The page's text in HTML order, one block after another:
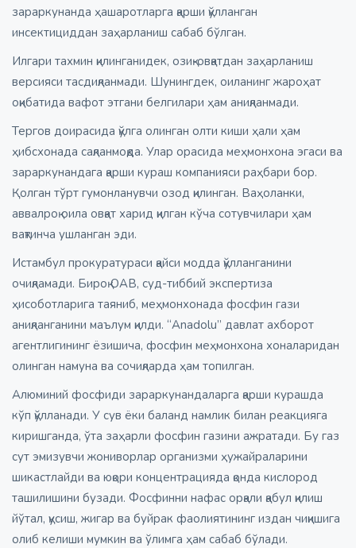
зараркунанда ҳашаротларга қарши қўлланган
инсектициддан заҳарланиш сабаб бўлган.
Илгари тахмин қилинганидек, озиқ-овқатдан заҳарланиш
версияси тасдиқланмади. Шунингдек, оиланинг жароҳат
оқибатида вафот этгани белгилари ҳам аниқланмади.
Тергов доирасида қўлга олинган олти киши ҳали ҳам
ҳибсхонада сақланмоқда. Улар орасида меҳмонхона эгаси ва
зараркунандага қарши кураш компанияси раҳбари бор.
Қолган тўрт гумонланувчи озод қилинган. Ваҳоланки,
аввалроқ оила овқат харид қилган кўча сотувчилари ҳам
вақтинча ушланган эди.
Истамбул прокуратураси қайси модда қўлланганини
очиқламади. Бироқ ОАВ, суд-тиббий экспертиза
ҳисоботларига таяниб, меҳмонхонада фосфин гази
аниқланганини маълум қилди. “Anadolu” давлат ахборот
агентлигининг ёзишича, фосфин меҳмонхона хоналаридан
олинган намуна ва сочиқларда ҳам топилган.
Алюминий фосфиди зараркунандаларга қарши курашда
кўп қўлланади. У сув ёки баланд намлик билан реакцияга
киришганда, ўта заҳарли фосфин газини ажратади. Бу газ
сут эмизувчи жониворлар организми ҳужайраларини
шикастлайди ва юқори концентрацияда қонда кислород
ташилишини бузади. Фосфинни нафас орқали қабул қилиш
йўтал, қусиш, жигар ва буйрак фаолиятининг издан чиқишига
олиб келиши мумкин ва ўлимга ҳам сабаб бўлади.